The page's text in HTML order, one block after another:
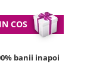
COS
banii inapoi